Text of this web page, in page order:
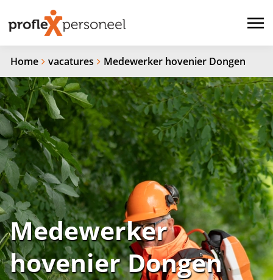
Home vacatures Medewerker hovenier Dongen
Medewerker
hovenier Dongen